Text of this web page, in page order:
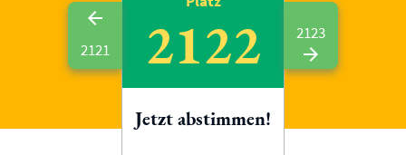
2121 2122
Jetzt abstimmen!
2123